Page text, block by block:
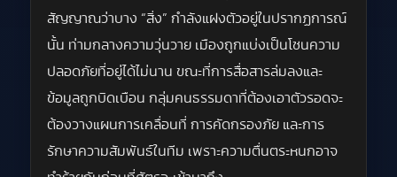
สัญญาณว่าบาง “สิ่ง” กำลังแฝงตัวอยู่ในปรากฏการณ์
นั้น ท่ามกลางความวุ่นวาย เมืองถูกแบ่งเป็นโซนความ
ปลอดภัยที่อยู่ได้ไม่นาน ขณะที่การสื่อสารล่มลงและ
ข้อมูลถูกบิดเบือน กลุ่มคนธรรมดาที่ต้องเอาตัวรอดจะ
ต้องวางแผนการเคลื่อนที่ การคัดกรองภัย และการ
รักษาความสัมพันธ์ในทีม เพราะความตื่นตระหนกอาจ